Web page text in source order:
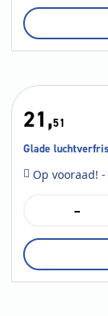
garnituur
wit
aantal
21,51
Glade
Op vooraad!
-
spuitbus
300
ml